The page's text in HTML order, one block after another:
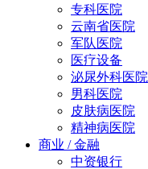
专科医院
云南省医院
军队医院
医疗设备
泌尿外科医院
男科医院
皮肤病医院
精神病医院
商业 / 金融
中资银行